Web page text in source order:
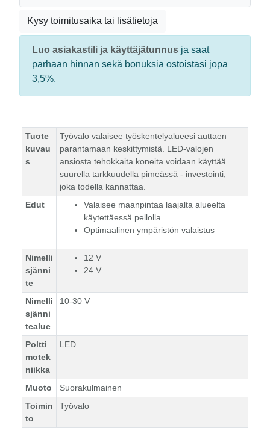
Kysy toimitusaika tai lisätietoja
Luo asiakastili ja käyttäjätunnus ja saat
parhaan hinnan sekä bonuksia ostoistasi jopa
3,5%.
Tuote
kuvau
s
Työvalo valaisee työskentelyalueesi auttaen
parantamaan keskittymistä. LED-valojen
ansiosta tehokkaita koneita voidaan käyttää
suurella tarkkuudella pimeässä - investointi,
joka todella kannattaa.
Edut
Valaisee maanpintaa laajalta alueelta
käytettäessä pellolla
Optimaalinen ympäristön valaistus
Nimelli
sjänni
te
12 V
24 V
Nimelli
sjänni
tealue
10-30 V
Poltti
motek
niikka
LED
Muoto
Suorakulmainen
Toimin
to
Työvalo